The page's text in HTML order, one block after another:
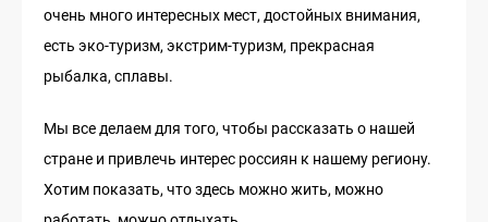
очень много интересных мест, достойных внимания,
есть эко-туризм, экстрим-туризм, прекрасная
рыбалка, сплавы.
Мы все делаем для того, чтобы рассказать о нашей
стране и привлечь интерес россиян к нашему региону.
Хотим показать, что здесь можно жить, можно